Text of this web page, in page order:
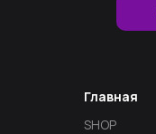
Главная
SHOP